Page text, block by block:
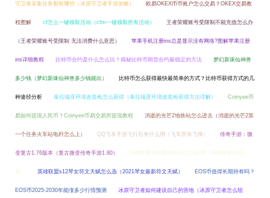
守卫者采集任务都有哪些（冰原守卫者手游攻略） 欧易OKEX币币账户怎么交易？OKEX交易教
程图解 cf怎么一键领取活动（cfm一键领取所有活动） 王者荣耀账号受限制不能充值怎么办
（王者荣耀账号受限制 无法消费什么意思） 苹果手机注册ins总是显示没有网络?图解苹果注册
ins详细教程 比特币合约是什么怎么玩？揭秘比特币期货合约最稳定的方法 梦幻新诛仙神兽
多少钱（梦幻新诛仙神兽多少钱能出） 比特币怎么获得最快最简单的方式？比特币获得方式的几
种途径分析 泰拉瑞亚环境改造枪怎么获得（泰拉瑞亚环境改造枪获得方法详解） Coinyee币
易如何提现人民币？Coinyee币易交易所提现教程 消逝的光芒2地铁站怎么进去（消逝的光芒2第
一个任务火车站电杆怎么上） QQ飞车手游飞行石有什么用（飞车所有飞饰） 传奇手游：微
变复古1.76版本（复古微变传奇手游1.80） 玛娜希斯回响圆形贝壳怎么获得（玛娜希斯的回
想） 英雄联盟s12琴女符文天赋怎么选（2021琴女最新符文天赋） EOS币值得长期持有吗？
EOS币2025-2030年能涨多少行情预测 冰原守卫者如何建设自己的营地（冰原守卫者怎么组